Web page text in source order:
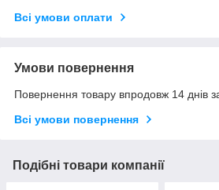
Всі умови оплати
Умови повернення
Повернення товару впродовж 14 днів
Всі умови повернення
Подібні товари компанії